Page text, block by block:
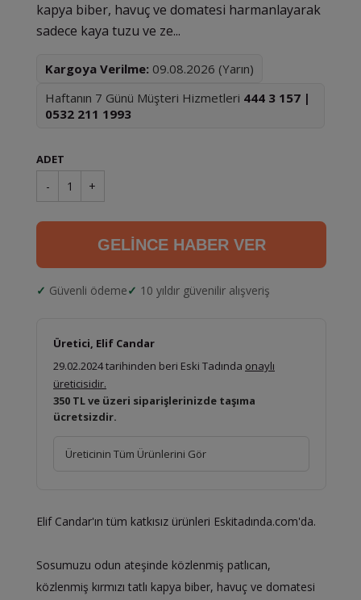
kapya biber, havuç ve domatesi harmanlayarak
sadece kaya tuzu ve ze...
Kargoya Verilme: 09.08.2026 (Yarın)
Haftanın 7 Günü Müşteri Hizmetleri 444 3 157 |
0532 211 1993
ADET
- 1 +
GELİNCE HABER VER
Güvenli ödeme 10 yıldır güvenilir alışveriş
Üretici, Elif Candar
29.02.2024 tarihinden beri Eski Tadında onaylı
üreticisidir.
350 TL ve üzeri siparişlerinizde taşıma
ücretsizdir.
Üreticinin Tüm Ürünlerini Gör
Elif Candar'ın tüm katkısız ürünleri Eskitadında.com'da.
​Sosumuzu odun ateşinde közlenmiş patlıcan,
közlenmiş kırmızı tatlı kapya biber, havuç ve domatesi